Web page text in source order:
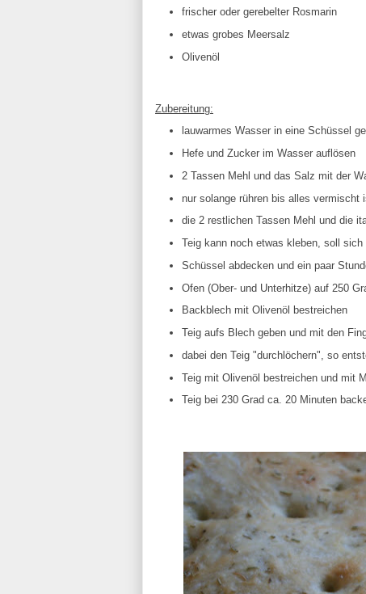
frischer oder gerebelter Rosmarin
etwas grobes Meersalz
Olivenöl
Zubereitung:
lauwarmes Wasser in eine Schüssel
Hefe und Zucker im Wasser auflösen
2 Tassen Mehl und das Salz mit der
nur solange rühren bis alles vermischt
die 2 restlichen Tassen Mehl und die
Teig kann noch etwas kleben, soll
Schüssel abdecken und ein paar
Ofen (Ober- und Unterhitze) auf 250
Backblech mit Olivenöl bestreichen
Teig aufs Blech geben und mit den
dabei den Teig "durchlöchern", so
Teig mit Olivenöl bestreichen und mit
Teig bei 230 Grad ca. 20 Minuten